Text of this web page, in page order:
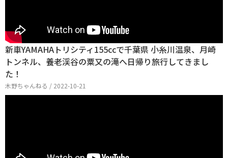
新車YAMAHAトリシティ155ccで千葉県 小糸川温泉、月崎
トンネル、養老渓谷の粟又の滝へ日帰り旅行してきまし
た！
木野ちゃんねる / 2022-10-21